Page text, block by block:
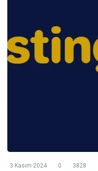
3 Kasım 2024 0 3828